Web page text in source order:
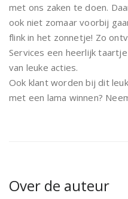
met ons zaken te doen.
ook niet zomaar voorbij
flink in het zonnetje! Zo
Services een heerlijk
van leuke acties.
Ook klant worden bij dit
met een lama winnen?
Over de auteur